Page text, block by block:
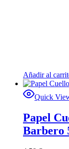
Añadir al
Quick
Papel
Barbero